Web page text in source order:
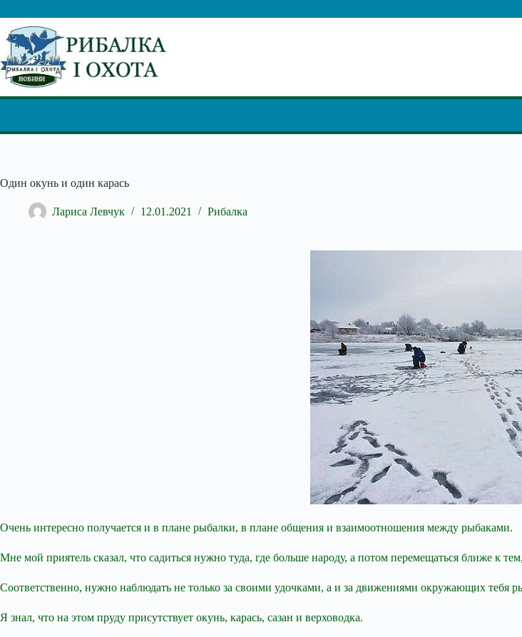
до
вмісту
Один окунь и один карась
Лариса Левчук 12.01.2021 Рибалка
Очень интересно получается и в плане рыбалки, в плане общения и взаимоотношения между рыбаками.
Мне мой приятель сказал, что садиться нужно туда, где больше народу, а потом перемещаться ближе к
Соответственно, нужно наблюдать не только за своими удочками, а и за движениями окружающих тебя
Я знал, что на этом пруду присутствует окунь, карась, сазан и верховодка.